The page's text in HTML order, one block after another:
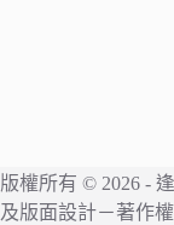
版權所有 © 2026 -
及版面設計－著作